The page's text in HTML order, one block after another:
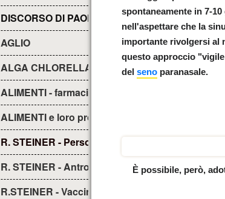
DISCORSO DI PAOLO ALL'AEROPAGO DI
AGLIO
ALGA CHLORELLA - Proprietà
ALIMENTI - farmacia naturale
ALIMENTI e loro proprietà
R. STEINER - Personaggio
R. STEINER - Antroposofia
R.STEINER - Vaccini
spontaneamente in 7-
nell'aspettare che la
importante rivolgersi al
questo approccio "
del seno paranasale.
È possibile, però,